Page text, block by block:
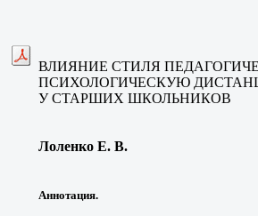
ВЛИЯНИЕ СТИЛЯ
ПСИХОЛОГИЧЕСКУЮ
У СТАРШИХ ШКОЛЬНИКОВ
Лоленко Е. В.
Аннотация.